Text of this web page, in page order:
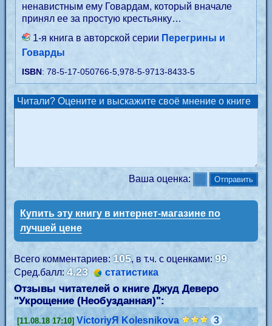
ненавистным ему Говардам, который вначале
принял ее за простую крестьянку…
1-я книга в авторской серии Перегрины и
Говарды
ISBN: 78-5-17-050766-5,978-5-9713-8433-5
Читали? Оцените и выскажите своё мнение о книге
Ваша оценка:
Купить эту книгу в интернет-магазине по
лучшей цене
Всего комментариев: 105, в т.ч. с оценками:99
Сред.балл:4.23 статистика
Отзывы читателей о книге Джуд Деверо
"Укрощение (Необузданная)":
[11.08.18 17:10] VictoriyЯ Kolesnikova
3